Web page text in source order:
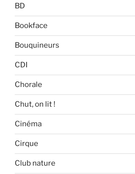
BD
Bookface
Bouquineurs
CDI
Chorale
Chut, on lit !
Cinéma
Cirque
Club nature